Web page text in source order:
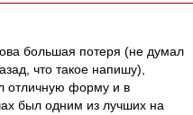
большая потеря (не думал
что такое напишу),
отличную форму и в
был одним из лучших на